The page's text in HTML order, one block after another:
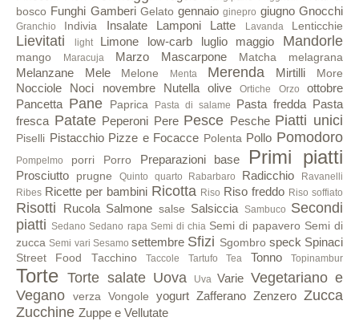
bosco Funghi Gamberi Gelato gennaio ginepro giugno Gnocchi
Granchio Indivia Insalate Lamponi Latte Lavanda Lenticchie
Lievitati light Limone low-carb luglio maggio Mandorle
mango Maracuja Marzo Mascarpone Matcha melagrana
Melanzane Mele Melone Menta Merenda Mirtilli More
Nocciole Noci novembre Nutella olive Ortiche Orzo
ottobre
Pancetta Pane Paprica Pasta di salame Pasta fredda Pasta
fresca Patate Peperoni Pere Pesce Pesche Piatti unici
Piselli Pistacchio Pizze e Focacce Polenta Pollo Pomodoro
Pompelmo porri Porro Preparazioni base Primi piatti
Prosciutto prugne Quinto quarto Rabarbaro Radicchio
Ravanelli
Ribes Ricette per bambini Ricotta Riso Riso freddo Riso soffiato
Risotti Rucola Salmone salse Salsiccia Sambuco Secondi
piatti Sedano Sedano rapa Semi di chia Semi di papavero Semi di
zucca Semi vari Sesamo settembre Sfizi Sgombro speck Spinaci
Street Food Tacchino Taccole Tartufo Tea Tonno Topinambur
Torte Torte salate Uova Uva Varie Vegetariano e
Vegano
verza Vongole yogurt Zafferano Zenzero Zucca
Zucchine Zuppe e Vellutate